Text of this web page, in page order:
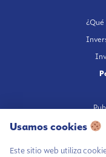
¿Qué
Usamos cookies
Este sitio web utiliza